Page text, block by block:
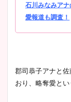
石川みなみア
愛報道も調査！
郡司恭子アナと
おり、略奪愛と